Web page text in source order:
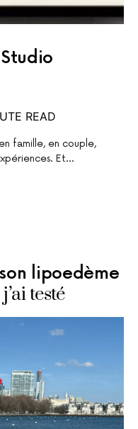
READ
famille, en couple,
Et…
lipoedème
testé